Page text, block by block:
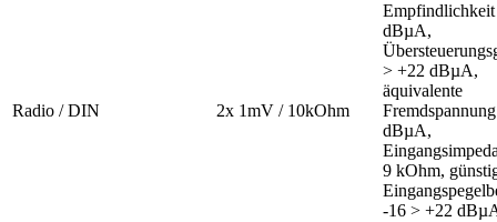
Radio / DIN 2x 1mV / 10kOhm
dBµA,
> +22 dBµA,
äquivalente
dBµA,
9 kOhm,
-16 > +22